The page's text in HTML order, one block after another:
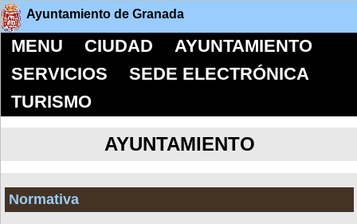
Ayuntamiento de Granada
MENU CIUDAD
AYUNTAMIENTO
SERVICIOS
SEDE ELECTRÓNICA
TURISMO
AYUNTAMIENTO
Normativa